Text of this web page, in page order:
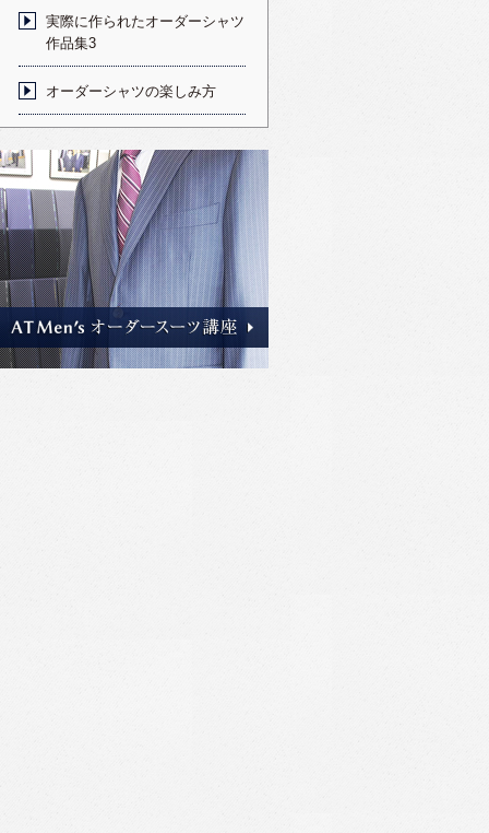
実際に作られたオーダーシャツ
作品集3
オーダーシャツの楽しみ方